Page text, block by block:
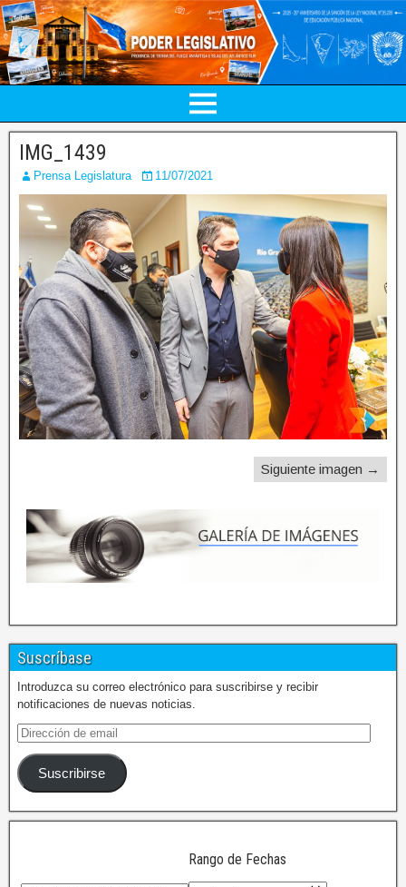
IMG_1439
Prensa Legislatura 11/07/2021
Siguiente imagen →
Suscríbase
Introduzca su correo electrónico para suscribirse y recibir
notificaciones de nuevas noticias.
Suscribirse
Rango de Fechas